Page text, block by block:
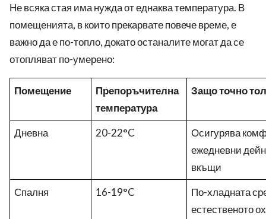
Не всяка стая има нужда от еднаква температура. В
помещенията, в които прекарвате повече време, е
важно да е по-топло, докато останалите могат да се
отопляват по-умерено:
Помещение
Препоръчителна
температура
Защо точно
Дневна 20-22°C
Осигурява
ежедневни
вкъщи
Спалня
16-19°C
По-хладната
естественото